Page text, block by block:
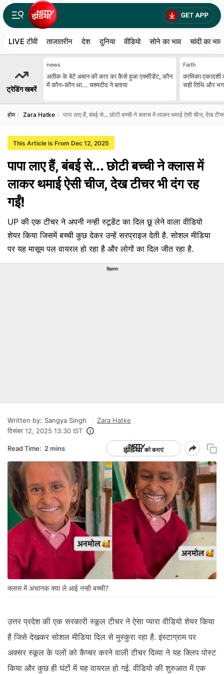
LIVE टीवी ताजातरीन देश दुनिया वीडियो सोने का भाव चांदी का भाव
ट्रेडिंग खबरें
news
अतीक के बेटे अबान की कार का कैसे हुआ एक्‍सीडेंट, कौन
में कौन-कौन था... चश्‍मदीद ने बताया
Faith
कामिका
सही तिथि और
होम Zara Hatke पापा लाए हैं, बंबई से... छोटी बच्ची ने क्लास में लाकर थमाई ऐसी चीज, देख
This Article is From Dec 12, 2025
पापा लाए हैं, बंबई से... छोटी बच्ची ने क्लास में
लाकर थमाई ऐसी चीज, देख टीचर भी दंग रह
गईं!
UP की एक टीचर ने अपनी नन्ही स्टूडेंट का दिल छू लेने वाला वीडियो
शेयर किया जिसमें बच्ची कुछ देकर उन्हें सरप्राइज देती है. सोशल मीडिया
पर यह मासूम पल वायरल हो रहा है और लोगों का दिल जीत रहा है.
विज्ञापन
Written by: Sangya Singh
Zara Hatke
दिसंबर 12, 2025 13:30 IST
Read Time: 2 mins
क्लास में अचानक क्या ले आई नन्ही बच्ची?
उत्तर प्रदेश की एक सरकारी स्कूल टीचर ने ऐसा प्यारा वीडियो शेयर किया
है जिसे देखकर सोशल मीडिया दिल से मुस्कुरा रहा है. इंस्टाग्राम पर
अक्सर स्कूल के पलों को कैप्चर करने वाली टीचर दिव्या ने यह क्लिप पोस्ट
किया और कुछ ही घंटों में यह वायरल हो गई. वीडियो की शुरुआत में एक